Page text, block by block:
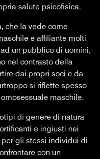
salute psicofisica.
che la vede come
e affiliante molti
un pubblico di uomini,
nel contrasto della
dai propri soci e da
si riflette spesso
maschile.
di genere di natura
e ingiusti nei
gli stessi individui di
con un